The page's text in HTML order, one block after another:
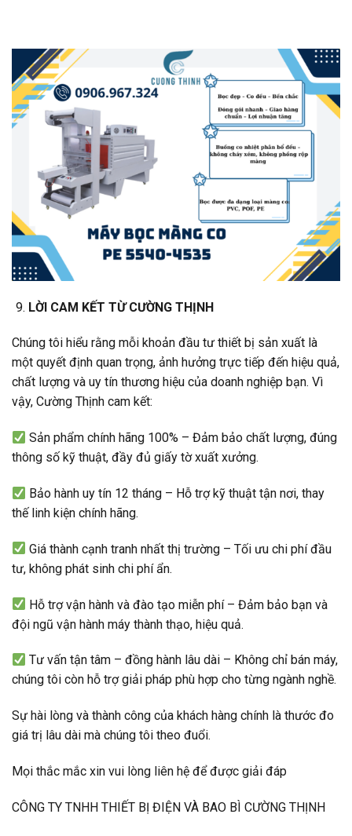
LỜI CAM KẾT TỪ CƯỜNG THỊNH
Chúng tôi hiểu rằng mỗi khoản đầu tư thiết bị sản xuất là
một quyết định quan trọng, ảnh hưởng trực tiếp đến hiệu quả,
chất lượng và uy tín thương hiệu của doanh nghiệp bạn. Vì
vậy, Cường Thịnh cam kết:
Sản phẩm chính hãng 100% – Đảm bảo chất lượng, đúng
thông số kỹ thuật, đầy đủ giấy tờ xuất xưởng.
Bảo hành uy tín 12 tháng – Hỗ trợ kỹ thuật tận nơi, thay
thế linh kiện chính hãng.
Giá thành cạnh tranh nhất thị trường – Tối ưu chi phí đầu
tư, không phát sinh chi phí ẩn.
Hỗ trợ vận hành và đào tạo miễn phí – Đảm bảo bạn và
đội ngũ vận hành máy thành thạo, hiệu quả.
Tư vấn tận tâm – đồng hành lâu dài – Không chỉ bán máy,
chúng tôi còn hỗ trợ giải pháp phù hợp cho từng ngành nghề.
Sự hài lòng và thành công của khách hàng chính là thước đo
giá trị lâu dài mà chúng tôi theo đuổi.
Mọi thắc mắc xin vui lòng liên hệ để được giải đáp
CÔNG TY TNHH THIẾT BỊ ĐIỆN VÀ BAO BÌ CƯỜNG THỊNH